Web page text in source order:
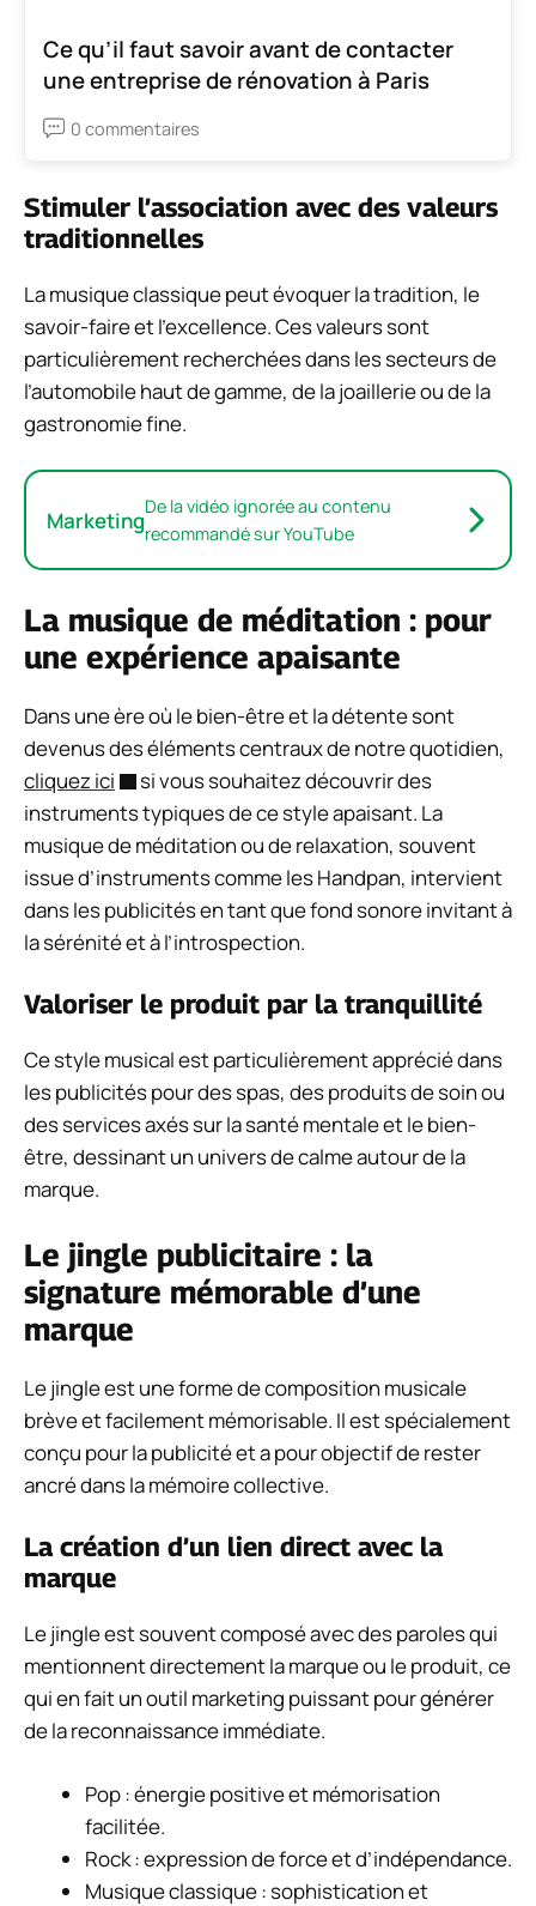
Ce qu’il faut savoir avant de contacter
une entreprise de rénovation à Paris
0 commentaires
Stimuler l’association avec des valeurs
traditionnelles
La musique classique peut évoquer la tradition, le
savoir-faire et l’excellence. Ces valeurs sont
particulièrement recherchées dans les secteurs de
l’automobile haut de gamme, de la joaillerie ou de la
gastronomie fine.
MarketingDe la vidéo ignorée au contenu
recommandé sur YouTube
La musique de méditation : pour
une expérience apaisante
Dans une ère où le bien-être et la détente sont
devenus des éléments centraux de notre quotidien,
cliquez ici
si vous souhaitez découvrir des
instruments typiques de ce style apaisant. La
musique de méditation ou de relaxation, souvent
issue d’instruments comme les Handpan, intervient
dans les publicités en tant que fond sonore invitant à
la sérénité et à l’introspection.
Valoriser le produit par la tranquillité
Ce style musical est particulièrement apprécié dans
les publicités pour des spas, des produits de soin ou
des services axés sur la santé mentale et le bien-
être, dessinant un univers de calme autour de la
marque.
Le jingle publicitaire : la
signature mémorable d’une
marque
Le jingle est une forme de composition musicale
brève et facilement mémorisable. Il est spécialement
conçu pour la publicité et a pour objectif de rester
ancré dans la mémoire collective.
La création d’un lien direct avec la
marque
Le jingle est souvent composé avec des paroles qui
mentionnent directement la marque ou le produit, ce
qui en fait un outil marketing puissant pour générer
de la reconnaissance immédiate.
Pop : énergie positive et mémorisation
facilitée.
Rock : expression de force et d’indépendance.
Musique classique : sophistication et